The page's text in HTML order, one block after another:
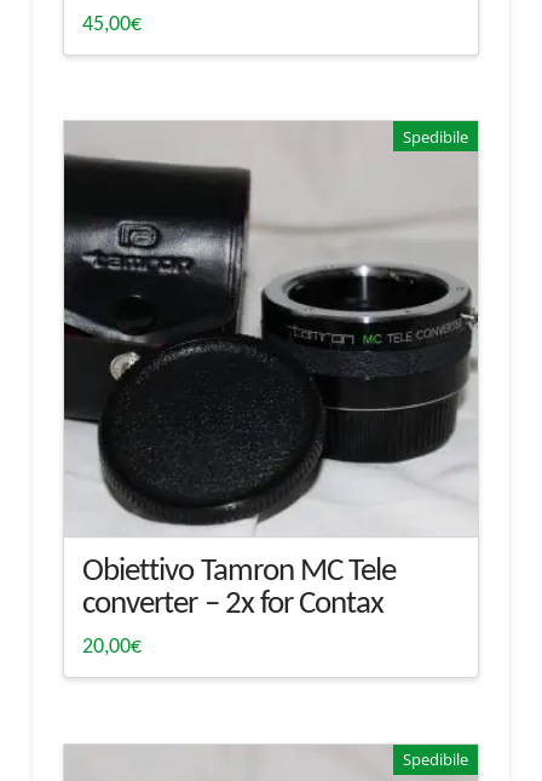
45,00€
Spedibile
Obiettivo Tamron MC Tele
converter – 2x for Contax
20,00€
Spedibile